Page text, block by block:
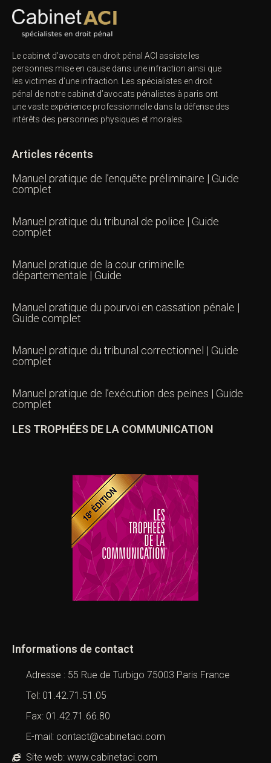
Le cabinet d’avocats en droit pénal ACI assiste les
personnes mise en cause dans une infraction ainsi que
les victimes d’une infraction. Les spécialistes en droit
pénal de notre cabinet d’avocats pénalistes à paris ont
une vaste expérience professionnelle dans la défense des
intérêts des personnes physiques et morales.
Articles récents
Manuel pratique de l’enquête préliminaire | Guide
complet
Manuel pratique du tribunal de police | Guide
complet
Manuel pratique de la cour criminelle
départementale | Guide
Manuel pratique du pourvoi en cassation pénale |
Guide complet
Manuel pratique du tribunal correctionnel | Guide
complet
Manuel pratique de l’exécution des peines | Guide
complet
LES TROPHÉES DE LA COMMUNICATION
Informations de contact
Adresse : 55 Rue de Turbigo 75003 Paris France
Tel: 01.42.71.51.05
Fax: 01.42.71.66.80
E-mail: contact@cabinetaci.com
Site web: www.cabinetaci.com